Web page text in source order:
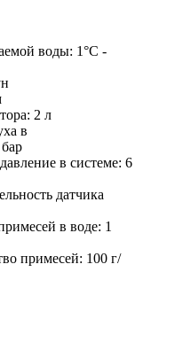
воды: 1°С -
2 л
в
в системе: 6
датчика
в воде: 1
примесей: 100 г/